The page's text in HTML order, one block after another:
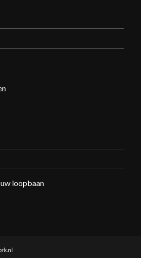
loopbaan